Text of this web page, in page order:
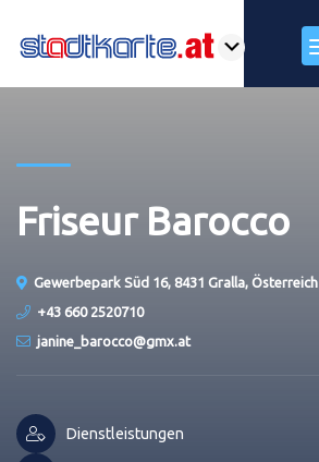
Friseur Barocco
Gewerbepark Süd 16, 8431 Gralla, Österreich
+43 660 2520710
janine_barocco@gmx.at
Dienstleistungen